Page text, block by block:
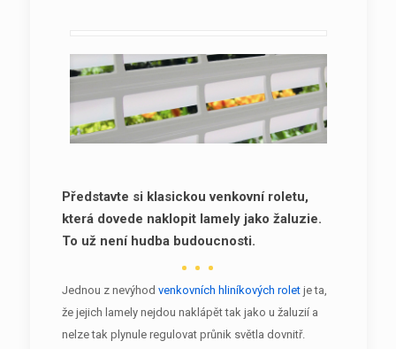
Představte si klasickou venkovní roletu,
která dovede naklopit lamely jako žaluzie.
To už není hudba budoucnosti.
Jednou z nevýhod venkovních hliníkových roletje ta,
že jejich lamely nejdou naklápět tak jako u žaluzií a
nelze tak plynule regulovat průnik světla dovnitř.